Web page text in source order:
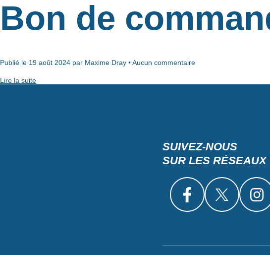
Bon de
Publié le 19 août 2024 par Maxime Dray • Aucun commentaire
Lire la suite
SUIVEZ-NOUS
SUR LES RÉSEAUX